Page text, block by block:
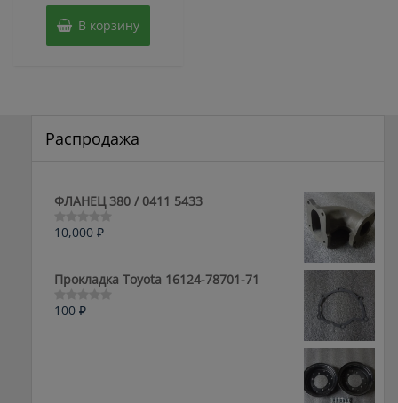
В корзину
Распродажа
ФЛАНЕЦ 380 / 0411 5433
Оценка
5
10,000 ₽
Прокладка Toyota 16124-78701-71
Оценка
100 ₽